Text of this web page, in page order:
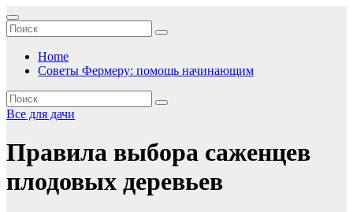
Перейти
к
содержимому
Home
Советы Фермеру: помощь начинающим
Все для дачи
Правила выбора саженцев
плодовых деревьев